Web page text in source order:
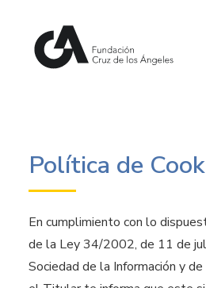
Inicio
Qué
Agenda y
Política de
En cumplimiento con lo
de la Ley 34/2002, de 11 de
Sociedad de la Información y